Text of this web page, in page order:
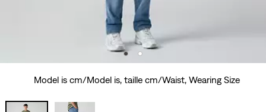
Model is cm/Model is, taille cm/Waist, Wearing Size